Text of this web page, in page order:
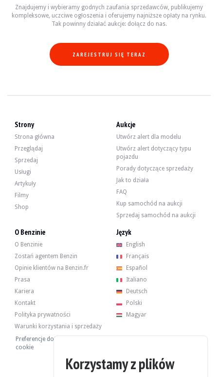
Znajdujemy i wybieramy godnych zaufania sprzedawców, publikujemy
kompleksowe, uczciwe ogłoszenia i oferujemy najniższe opłaty na rynku.
Tak powinny działać aukcje: dołącz do nas.
ZAREJESTRUJ SIĘ TERAZ
Strony
Strona główna
Przeglądaj
Sprzedaj
Usługi
Artykuły
Filmy
Shop
Aukcje
Utwórz alert dla modelu
Utwórz alert dotyczący typu
pojazdu
Porady dotyczące sprzedaży
Jak to działa
FAQ
Kup samochód na aukcji
Sprzedaj samochód na aukcji
O Benzinie
O Benzinie
Zostań agentem Benzin
Opinie klientów na Benzin.fr
Prasa
Kariera
Kontakt
Polityka prywatności
Warunki korzystania i sprzedaży
Preferencje dotyczące plików
cookie
Język
English
Français
Español
Italiano
Deutsch
Polski
Magyar
Korzystamy z plików